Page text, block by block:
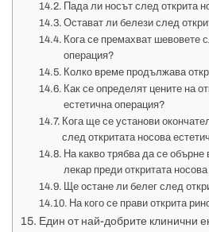
Пада ли носът след открита
Остават ли белези след
Кога се премахват шевовете
операция?
Колко време продължава
Как се определят цените на
естетична операция?
Кога ще се установи
след откритата носова
На какво трябва да се
лекар преди откритата
Ще остане ли белег след
На кого се прави открита
Един от най-добрите клинични